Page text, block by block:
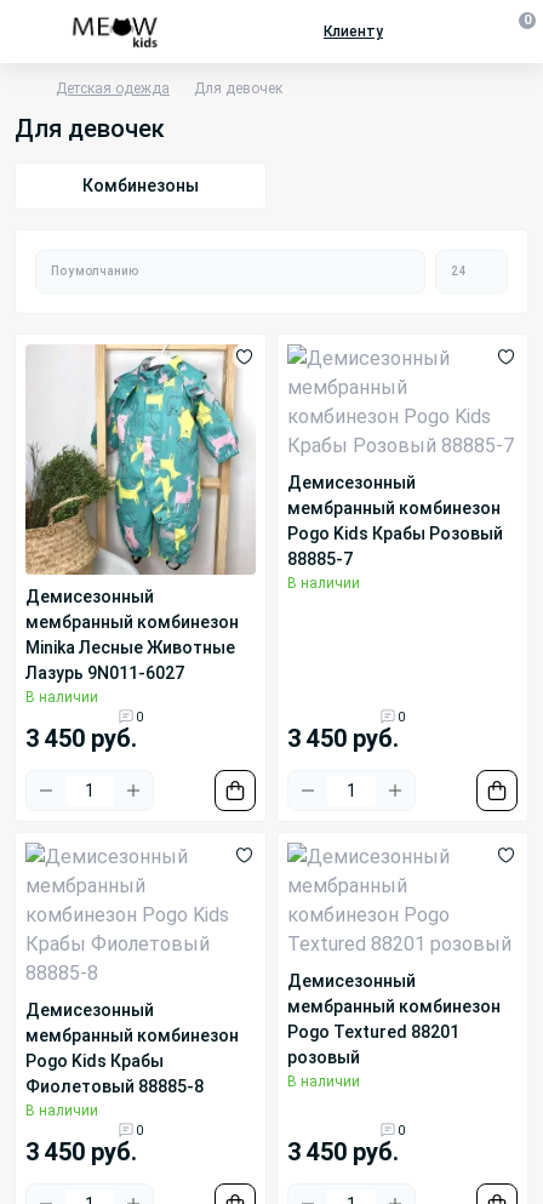
Клиенту
0
Детская одежда Для девочек
Для девочек
Комбинезоны
Демисезонный
мембранный комбинезон
Minika Лесные Животные
Лазурь 9N011-6027
В наличии
0
3 450 руб.
Демисезонный
мембранный комбинезон
Pogo Kids Крабы Розовый
88885-7
В наличии
0
3 450 руб.
Демисезонный
мембранный комбинезон
Pogo Kids Крабы
Фиолетовый 88885-8
В наличии
0
3 450 руб.
Демисезонный
мембранный комбинезон
Pogo Textured 88201
розовый
В наличии
0
3 450 руб.